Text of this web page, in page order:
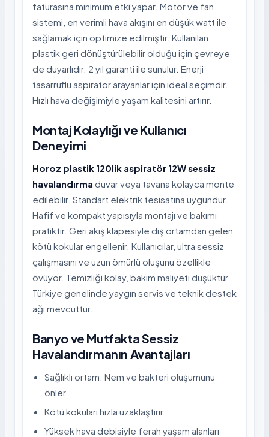
faturasına minimum etki yapar. Motor ve fan
sistemi, en verimli hava akışını en düşük watt ile
sağlamak için optimize edilmiştir. Kullanılan
plastik geri dönüştürülebilir olduğu için çevreye
de duyarlıdır. 2 yıl garanti ile sunulur. Enerji
tasarruflu aspiratör arayanlar için ideal seçimdir.
Hızlı hava değişimiyle yaşam kalitesini artırır.
Montaj Kolaylığı ve Kullanıcı
Deneyimi
Horoz plastik 120lik aspiratör 12W sessiz
havalandırma duvar veya tavana kolayca monte
edilebilir. Standart elektrik tesisatına uygundur.
Hafif ve kompakt yapısıyla montajı ve bakımı
pratiktir. Geri akış klapesiyle dış ortamdan gelen
kötü kokular engellenir. Kullanıcılar, ultra sessiz
çalışmasını ve uzun ömürlü oluşunu özellikle
övüyor. Temizliği kolay, bakım maliyeti düşüktür.
Türkiye genelinde yaygın servis ve teknik destek
ağı mevcuttur.
Banyo ve Mutfakta Sessiz
Havalandırmanın Avantajları
Sağlıklı ortam: Nem ve bakteri oluşumunu
önler
Kötü kokuları hızla uzaklaştırır
Yüksek hava debisiyle ferah yaşam alanları